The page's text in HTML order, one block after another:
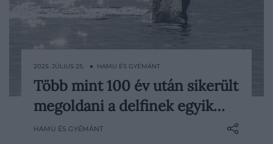
Tudósok felfedeztek egy különleges
tulajdonságot az örvénygyűrűkkel
2025. JÚLIUS 25. ● HAMU ÉS GYÉMÁNT
Több mint 100 év után sikerült
megoldani a delfinek egyik…
HAMU ÉS GYÉMÁNT